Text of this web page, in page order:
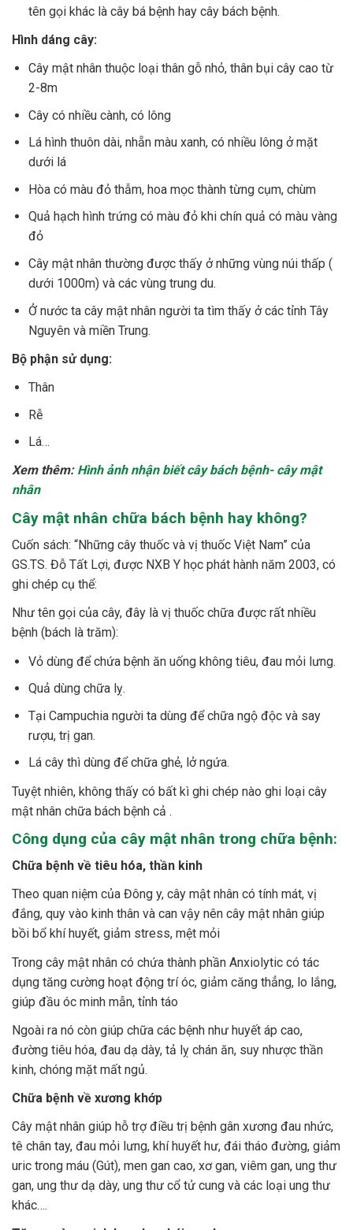
tên gọi khác là cây bá bệnh hay cây bách bệnh.
Hình dáng cây:
Cây mật nhân thuộc loại thân gỗ nhỏ, thân bụi cây cao từ
2-8m
Cây có nhiều cành, có lông
Lá hình thuôn dài, nhẵn màu xanh, có nhiều lông ở mặt
dưới lá
Hòa có màu đỏ thẫm, hoa mọc thành từng cụm, chùm
Quả hạch hình trứng có màu đỏ khi chín quả có màu vàng
đỏ
Cây mật nhân thường được thấy ở những vùng núi thấp (
dưới 1000m) và các vùng trung du.
Ở nước ta cây mật nhân người ta tìm thấy ở các tỉnh Tây
Nguyên và miền Trung.
Bộ phận sử dụng:
Thân
Rễ
Lá…
Xem thêm:Hình ảnh nhận biết cây bách bệnh- cây mật
nhân
Cây mật nhân chữa bách bệnh hay không?
Cuốn sách: “Những cây thuốc và vị thuốc Việt Nam” của
GS.TS. Đỗ Tất Lợi, được NXB Y học phát hành năm 2003, có
ghi chép cụ thể:
Như tên gọi của cây, đây là vị thuốc chữa được rất nhiều
bệnh (bách là trăm):
Vỏ dùng để chứa bệnh ăn uống không tiêu, đau mỏi lưng.
Quả dùng chữa lỵ.
Tại Campuchia người ta dùng để chữa ngộ độc và say
rượu, trị gan.
Lá cây thì dùng để chữa ghẻ, lở ngứa.
Tuyệt nhiên, không thấy có bất kì ghi chép nào ghi loại cây
mật nhân chữa bách bệnh cả .
Công dụng của cây mật nhân trong chữa bệnh:
Chữa bệnh về tiêu hóa, thần kinh
Theo quan niệm của Đông y, cây mật nhân có tính mát, vị
đắng, quy vào kinh thân và can vậy nên cây mật nhân giúp
bồi bổ khí huyết, giảm stress, mệt mỏi
Trong cây mật nhân có chứa thành phần Anxiolytic có tác
dụng tăng cường hoạt động trí óc, giảm căng thẳng, lo lắng,
giúp đầu óc minh mẫn, tỉnh táo
Ngoài ra nó còn giúp chữa các bệnh như huyết áp cao,
đường tiêu hóa, đau dạ dày, tả lỵ chán ăn, suy nhược thần
kinh, chóng mặt mất ngủ.
Chữa bệnh về xương khớp
Cây mật nhân giúp hỗ trợ điều trị bệnh gân xương đau nhức,
tê chân tay, đau mỏi lưng, khí huyết hư, đái tháo đường, giảm
uric trong máu (Gút), men gan cao, xơ gan, viêm gan, ung thư
gan, ung thư dạ dày, ung thư cổ tử cung và các loại ung thư
khác….